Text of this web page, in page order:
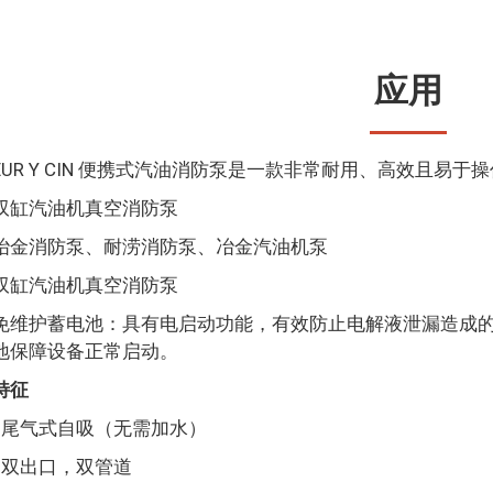
应用
Y CIN 便携式汽油消防泵是一款非常耐用、高效且易于
缸汽油机真空消防泵
金消防泵、耐涝消防泵、冶金汽油机泵
缸汽油机真空消防泵
维护蓄电池：具有电启动功能，有效防止电解液泄漏造成
保障设备正常启动。
征
尾气式自吸（无需加水）
双出口，双管道